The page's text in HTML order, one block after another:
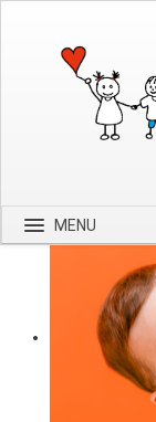
MENU
Spenden